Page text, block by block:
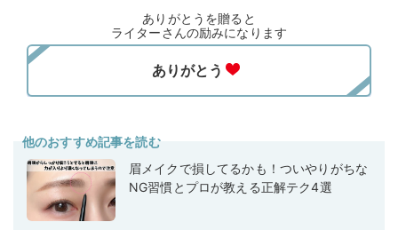
ありがとうを贈ると
ライターさんの励みになります
他のおすすめ記事を読む
眉メイクで損してるかも！ついやりがちな
NG習慣とプロが教える正解テク4選